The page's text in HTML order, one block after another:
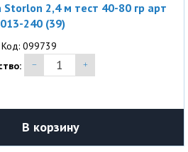
Storlon 2,4 м тест 40-80 гр арт
240 (39)
Код: 099739
В корзину